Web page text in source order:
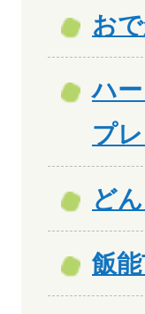
お
ハ
プ
ど
飯